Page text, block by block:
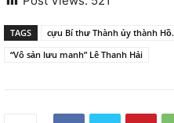
TAGS
cựu Bí thư Thành ủy thành Hồ.
“Vô sản lưu manh” Lê Thanh Hải